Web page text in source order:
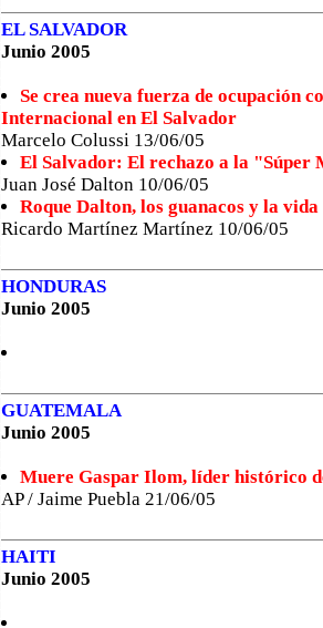
EL SALVADOR
Junio 2005
Se crea nueva fuerza de ocupación
Internacional en El Salvador
Marcelo Colussi 13/06/05
El Salvador: El rechazo a la "Súper
Juan José Dalton 10/06/05
Roque Dalton, los guanacos y la
Ricardo Martínez Martínez 10/06/05
HONDURAS
Junio 2005
GUATEMALA
Junio 2005
Muere Gaspar Ilom, líder histórico
AP / Jaime Puebla 21/06/05
HAITI
Junio 2005